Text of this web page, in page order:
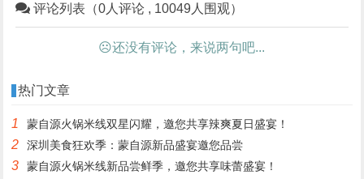
评论列表（0人评论 , 10049人围观）
☹还没有评论，来说两句吧...
热门文章
1 蒙自源火锅米线双星闪耀，邀您共享辣爽夏日盛宴！
2 深圳美食狂欢季：蒙自源新品盛宴邀您品尝
3
蒙自源火锅米线新品尝鲜季，邀您共享味蕾盛宴！